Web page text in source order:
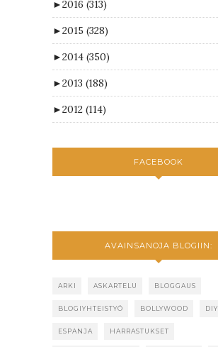
►2016 (313)
►2015 (328)
►2014 (350)
►2013 (188)
►2012 (114)
FACEBOOK
AVAINSANOJA BLOGIIN:
ARKI ASKARTELU BLOGGAUS
BLOGIYHTEISTYÖ BOLLYWOOD DIY
ESPANJA HARRASTUKSET